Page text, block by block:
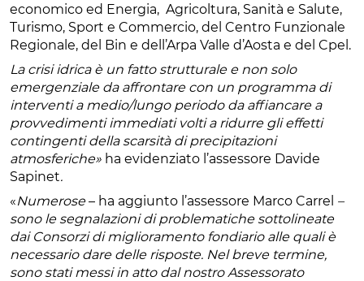
economico ed Energia, Agricoltura, Sanità e Salute,
Turismo, Sport e Commercio, del Centro Funzionale
Regionale, del Bin e dell’Arpa Valle d’Aosta e del Cpel.
La crisi idrica è un fatto strutturale e non solo
emergenziale da affrontare con un programma di
interventi a medio/lungo periodo da affiancare a
provvedimenti immediati volti a ridurre gli effetti
contingenti della scarsità di precipitazioni
atmosferiche» ha evidenziato l’assessore Davide
Sapinet.
«Numerose– ha aggiunto l’assessore Marco Carrel –
sono le segnalazioni di problematiche sottolineate
dai Consorzi di miglioramento fondiario alle quali è
necessario dare delle risposte. Nel breve termine,
sono stati messi in atto dal nostro Assessorato